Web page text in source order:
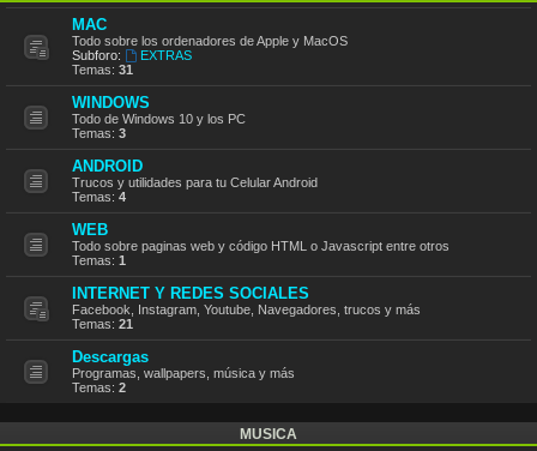
MAC
Todo sobre los ordenadores de Apple y MacOS
Subforo:
EXTRAS
Temas: 31
WINDOWS
Todo de Windows 10 y los PC
Temas: 3
ANDROID
Trucos y utilidades para tu Celular Android
Temas: 4
WEB
Todo sobre paginas web y código HTML o Javascript entre otros
Temas: 1
INTERNET Y REDES SOCIALES
Facebook, Instagram, Youtube, Navegadores, trucos y más
Temas: 21
Descargas
Programas, wallpapers, música y más
Temas: 2
MUSICA